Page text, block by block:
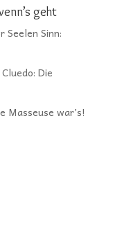
geht
Seelen Sinn:
Die
Masseuse war’s!